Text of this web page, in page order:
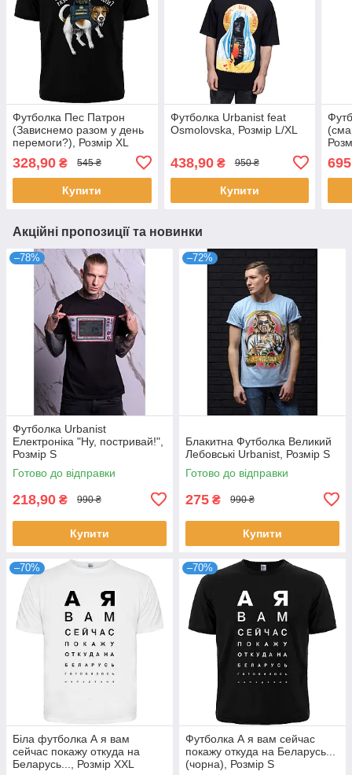
Футболка Пес Патрон
(Зависнемо разом у день
перемоги?), Розмір XL
328,90 ₴ 545 ₴
Купити
Футболка Urbanist feat
Osmolovska, Розмір L/XL
438,90₴ 950 ₴
Купити
Акційні пропозиції та новинки
–78%
Футболка Urbanist
Електроніка "Ну, постривай!",
Розмір S
Готово до відправки
218,90 ₴ 990 ₴
Купити
–72%
Блакитна Футболка Великий
Лебовські Urbanist, Розмір S
Готово до відправки
275 ₴ 990 ₴
Купити
–70%
Біла футболка А я вам
сейчас покажу откуда на
Беларусь..., Розмір XXL
–70%
Футболка А я вам сейчас
покажу откуда на Беларусь...
(чорна), Розмір S